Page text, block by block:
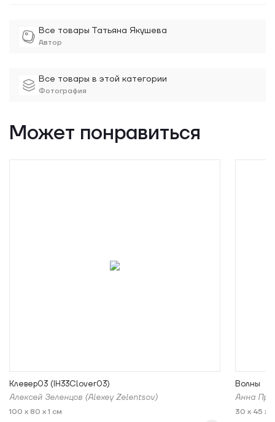
Все товары Татьяна Якушева
Автор
Все товары в этой категории
Фотография
сами справляться с переменами, изобретая собственные
обряды.
Может понравиться
Клевер03 (IH33Сlover03)
Алексей Зеленцов (Alexey Zelentsov)
100 x 80 x 1 см
Волны
Анна
30 x 45 x